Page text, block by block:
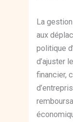
La
aux
politique
d’ajuster
financier,